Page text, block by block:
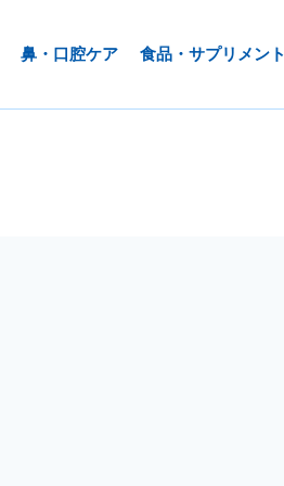
鼻・口腔ケア 食品・サプリメント